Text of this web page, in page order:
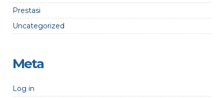
Prestasi
Uncategorized
Meta
Log in